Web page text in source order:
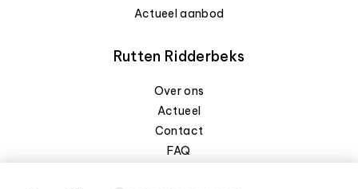
Actueel aanbod
Rutten Ridderbeks
Over ons
Actueel
Contact
FAQ